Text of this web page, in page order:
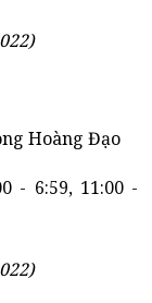
Hoàng Đạo
- 6:59, 11:00 -